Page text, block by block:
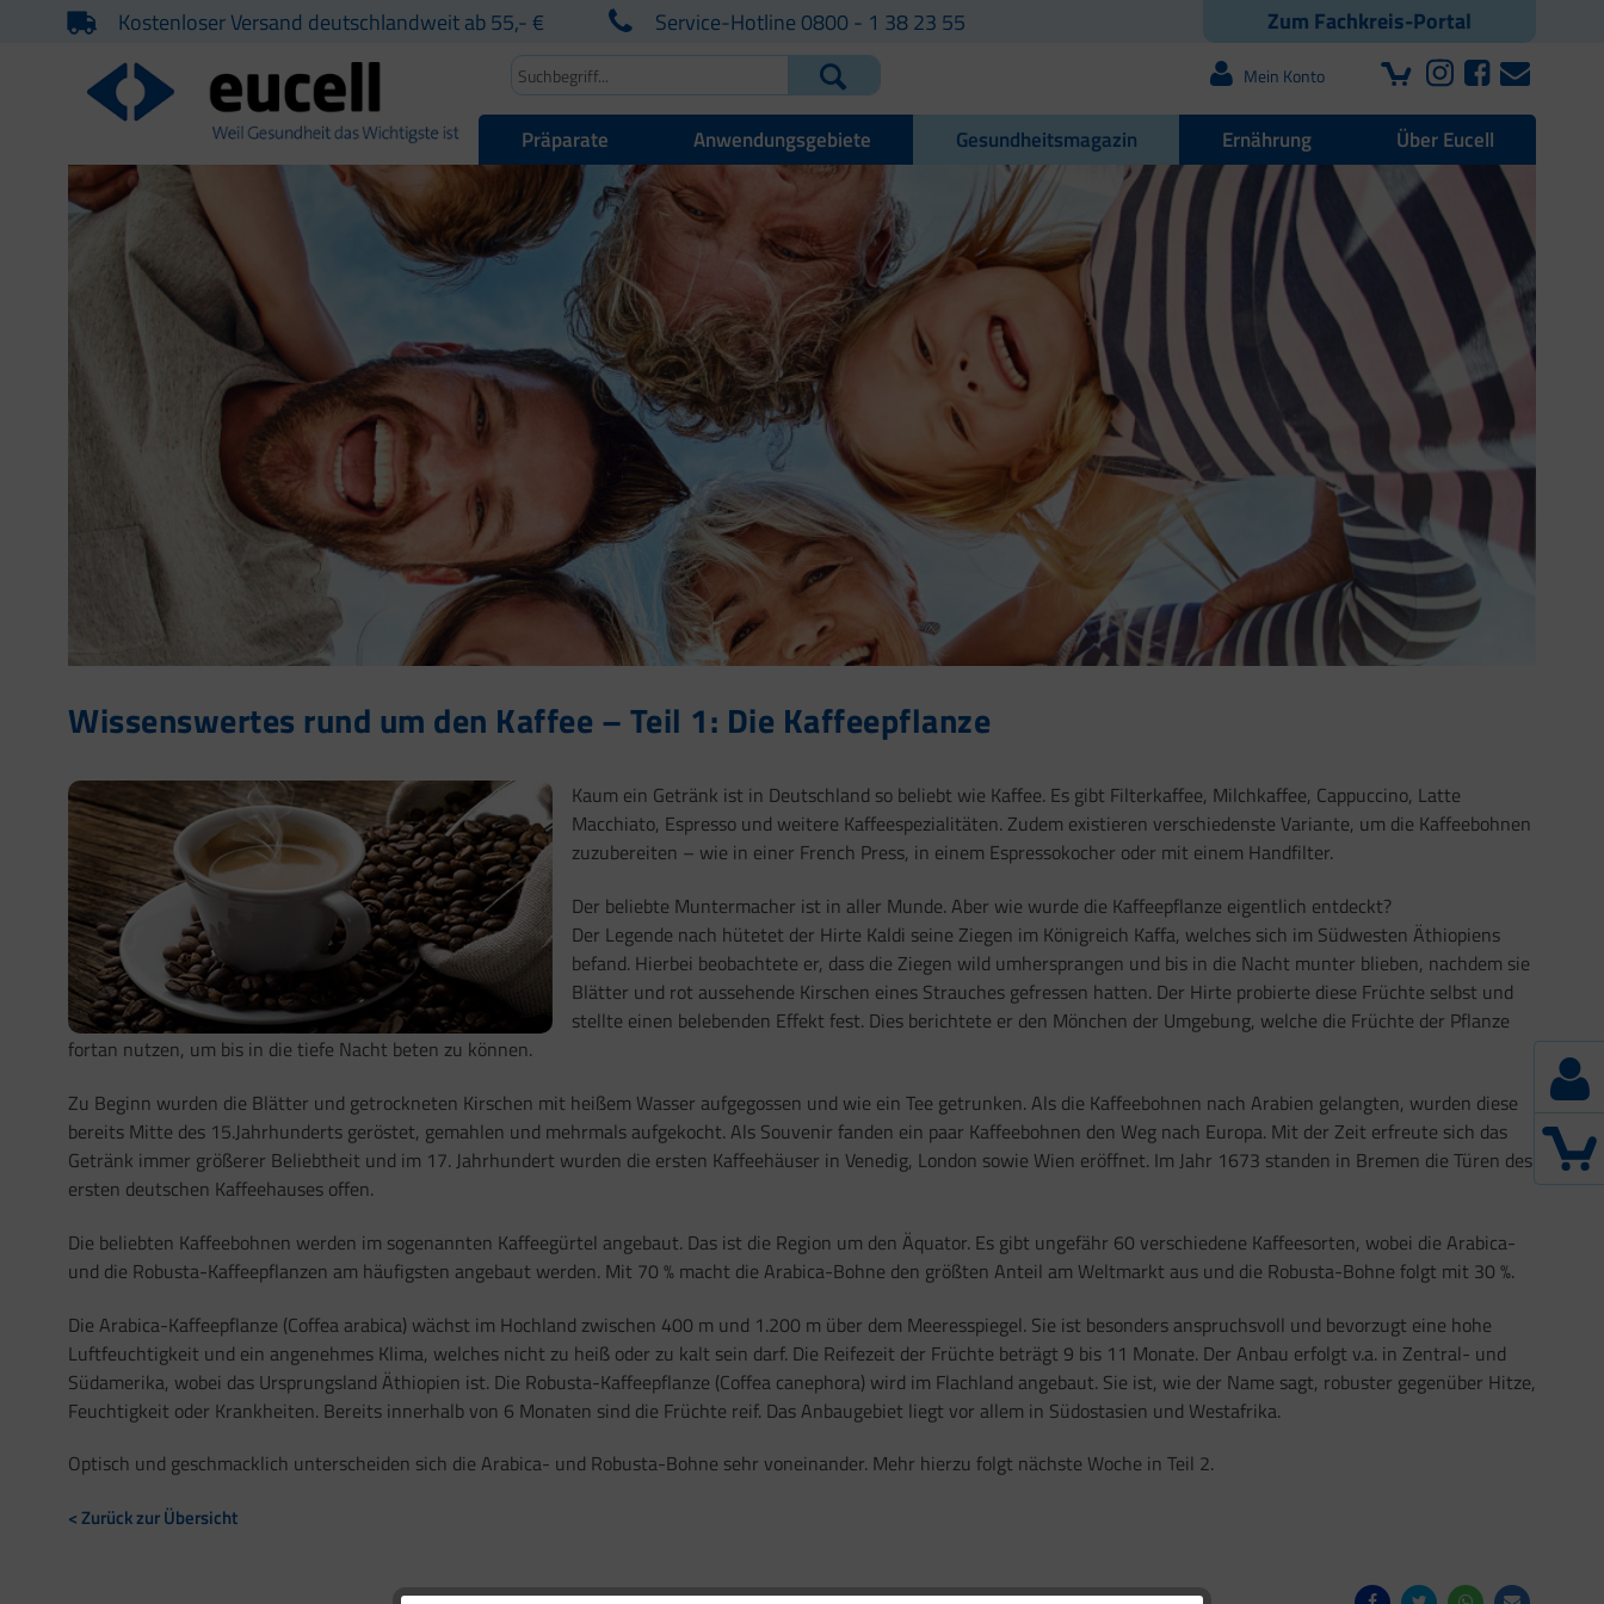
Zum Fachkreis-Portal
Kostenloser Versand deutschlandweit ab 55,- € Service-Hotline 0800 - 1 38 23 55
Mein Konto
Präparate Anwendungsgebiete Gesundheitsmagazin Ernährung Über Eucell
Wissenswertes rund um den Kaffee – Teil 1: Die Kaffeepflanze
Kaum ein Getränk ist in Deutschland so beliebt wie Kaffee. Es gibt Filterkaffee, Milchkaffee, Cappuccino, Latte
Macchiato, Espresso und weitere Kaffeespezialitäten. Zudem existieren verschiedenste Variante, um die Kaffeebohnen
zuzubereiten – wie in einer French Press, in einem Espressokocher oder mit einem Handfilter.
Der beliebte Muntermacher ist in aller Munde. Aber wie wurde die Kaffeepflanze eigentlich entdeckt?
Der Legende nach hütetet der Hirte Kaldi seine Ziegen im Königreich Kaffa, welches sich im Südwesten Äthiopiens
befand. Hierbei beobachtete er, dass die Ziegen wild umhersprangen und bis in die Nacht munter blieben, nachdem sie
Blätter und rot aussehende Kirschen eines Strauches gefressen hatten. Der Hirte probierte diese Früchte selbst und
stellte einen belebenden Effekt fest. Dies berichtete er den Mönchen der Umgebung, welche die Früchte der Pflanze
fortan nutzen, um bis in die tiefe Nacht beten zu können.
Zu Beginn wurden die Blätter und getrockneten Kirschen mit heißem Wasser aufgegossen und wie ein Tee getrunken. Als die Kaffeebohnen nach Arabien gelangten, wurden diese
bereits Mitte des 15.Jahrhunderts geröstet, gemahlen und mehrmals aufgekocht. Als Souvenir fanden ein paar Kaffeebohnen den Weg nach Europa. Mit der Zeit erfreute sich das
Getränk immer größerer Beliebtheit und im 17. Jahrhundert wurden die ersten Kaffeehäuser in Venedig, London sowie Wien eröffnet. Im Jahr 1673 standen in Bremen die Türen des
ersten deutschen Kaffeehauses offen.
Die beliebten Kaffeebohnen werden im sogenannten Kaffeegürtel angebaut. Das ist die Region um den Äquator. Es gibt ungefähr 60 verschiedene Kaffeesorten, wobei die Arabica-
und die Robusta-Kaffeepflanzen am häufigsten angebaut werden. Mit 70 % macht die Arabica-Bohne den größten Anteil am Weltmarkt aus und die Robusta-Bohne folgt mit 30 %.
Die Arabica-Kaffeepflanze (Coffea arabica) wächst im Hochland zwischen 400 m und 1.200 m über dem Meeresspiegel. Sie ist besonders anspruchsvoll und bevorzugt eine hohe
Luftfeuchtigkeit und ein angenehmes Klima, welches nicht zu heiß oder zu kalt sein darf. Die Reifezeit der Früchte beträgt 9 bis 11 Monate. Der Anbau erfolgt v.a. in Zentral- und
Südamerika, wobei das Ursprungsland Äthiopien ist. Die Robusta-Kaffeepflanze (Coffea canephora) wird im Flachland angebaut. Sie ist, wie der Name sagt, robuster gegenüber Hitze,
Feuchtigkeit oder Krankheiten. Bereits innerhalb von 6 Monaten sind die Früchte reif. Das Anbaugebiet liegt vor allem in Südostasien und Westafrika.
Optisch und geschmacklich unterscheiden sich die Arabica- und Robusta-Bohne sehr voneinander. Mehr hierzu folgt nächste Woche in Teil 2.
< Zurück zur Übersicht